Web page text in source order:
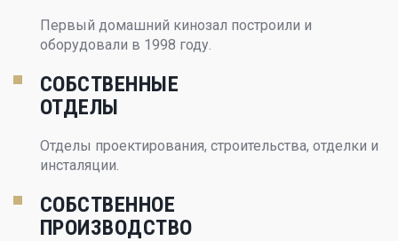
Первый домашний кинозал построили и
оборудовали в 1998 году.
СОБСТВЕННЫЕ
ОТДЕЛЫ
Отделы проектирования, строительства, отделки и
инсталяции.
СОБСТВЕННОЕ
ПРОИЗВОДСТВО